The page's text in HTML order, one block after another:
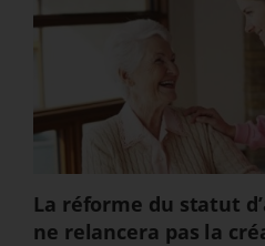
La réforme du statut
ne relancera pas la